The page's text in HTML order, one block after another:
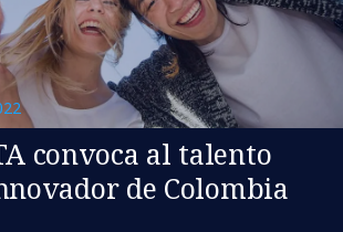
convoca al talento
de Colombia